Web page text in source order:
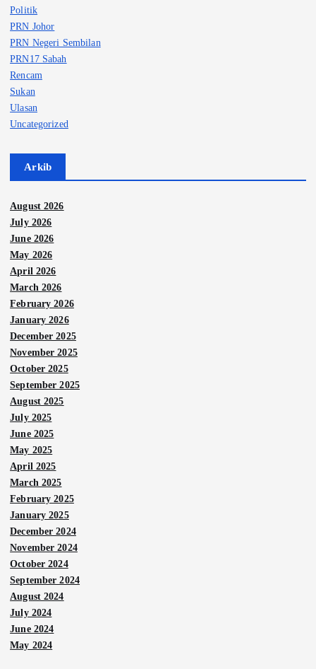
Politik
PRN Johor
PRN Negeri Sembilan
PRN17 Sabah
Rencam
Sukan
Ulasan
Uncategorized
Arkib
August 2026
July 2026
June 2026
May 2026
April 2026
March 2026
February 2026
January 2026
December 2025
November 2025
October 2025
September 2025
August 2025
July 2025
June 2025
May 2025
April 2025
March 2025
February 2025
January 2025
December 2024
November 2024
October 2024
September 2024
August 2024
July 2024
June 2024
May 2024